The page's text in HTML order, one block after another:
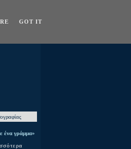
ένα γράμμα»
GOT IT